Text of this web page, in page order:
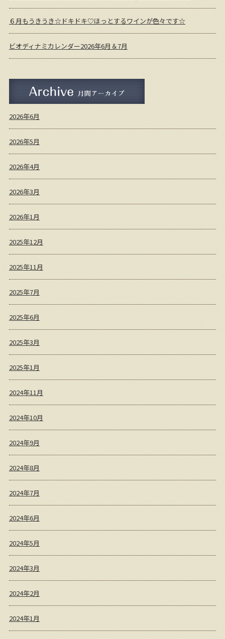
６月もうきうき☆ドキドキ♡ほっとするワインが色々です☆
ビオディナミカレンダー2026年6月＆7月
月間アーカイブ
2026年6月
2026年5月
2026年4月
2026年3月
2026年1月
2025年12月
2025年11月
2025年7月
2025年6月
2025年3月
2025年1月
2024年11月
2024年10月
2024年9月
2024年8月
2024年7月
2024年6月
2024年5月
2024年3月
2024年2月
2024年1月